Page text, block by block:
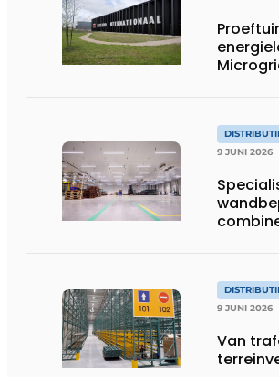
9 JUNI 2026
9 JUNI 2026
Van